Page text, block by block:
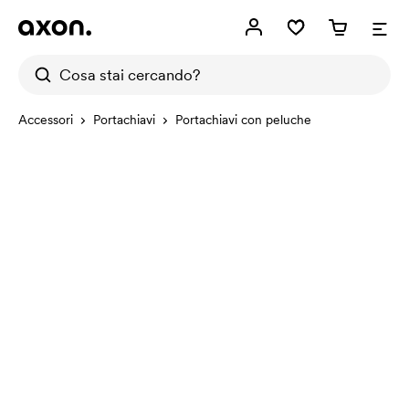
Accessori Portachiavi Portachiavi con peluche